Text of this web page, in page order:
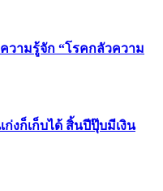
ามรู้จัก “โรคกลัวความ
ก่งก็เก็บได้ สิ้นปีปุ๊บมีเงิน